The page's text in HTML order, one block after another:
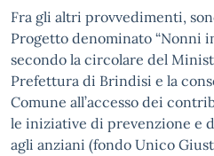
Fra gli altri provvedimenti,
Progetto denominato “Nonni
secondo la circolare del
Prefettura di Brindisi e la
Comune all’accesso dei
le iniziative di prevenzione e
agli anziani (fondo Unico